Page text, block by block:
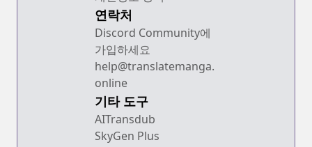
연락처
Discord Community에
가입하세요
help@translatemanga.
online
기타 도구
AITransdub
SkyGen Plus